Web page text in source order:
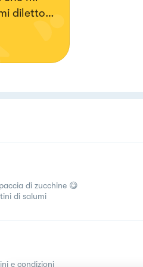
diletto
senza
di zucchine 😋
di salumi
e condizioni